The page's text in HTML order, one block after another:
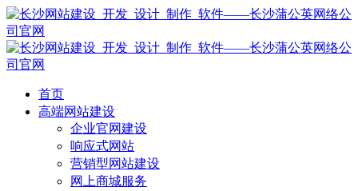
首页
高端网站建设
企业官网建设
响应式网站
营销型网站建设
网上商城服务